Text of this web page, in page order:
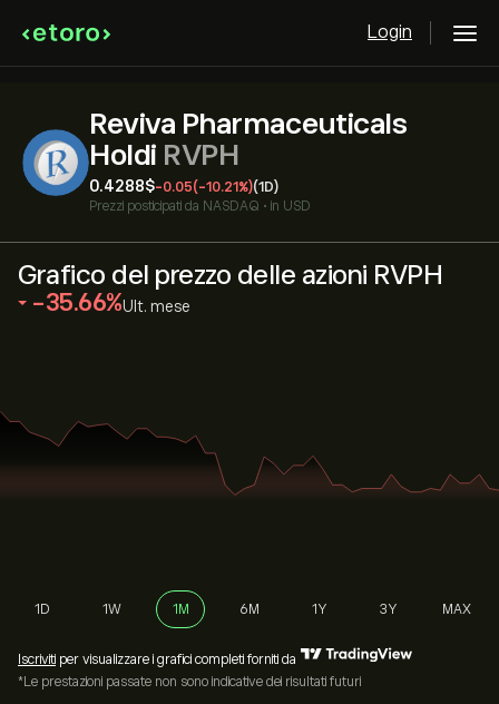
Login
Reviva Pharmaceuticals
Holdi RVPH
0.4288‎$‎-0.05(-10.21%)(1D)
Prezzi posticipati da NASDAQ • in USD
Grafico del prezzo delle azioni RVPH
‎-35.66‎ Ult. mese
1D 1W 1M 6M 1Y 3Y MAX
Iscriviti per visualizzare i grafici completi forniti da
*Le prestazioni passate non sono indicative dei risultati futuri